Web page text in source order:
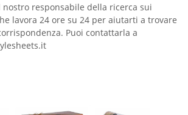
nostro responsabile della ricerca sui
lavora 24 ore su 24 per aiutarti a trovare
Puoi contattarla a